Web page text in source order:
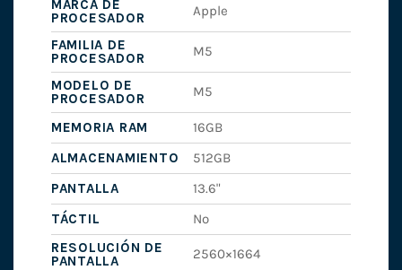
MARCA DE
PROCESADOR
Apple
FAMILIA DE
PROCESADOR
M5
MODELO DE
PROCESADOR
M5
MEMORIA RAM
16GB
ALMACENAMIENTO
512GB
PANTALLA
13.6"
TÁCTIL
No
RESOLUCIÓN DE
PANTALLA
2560×1664